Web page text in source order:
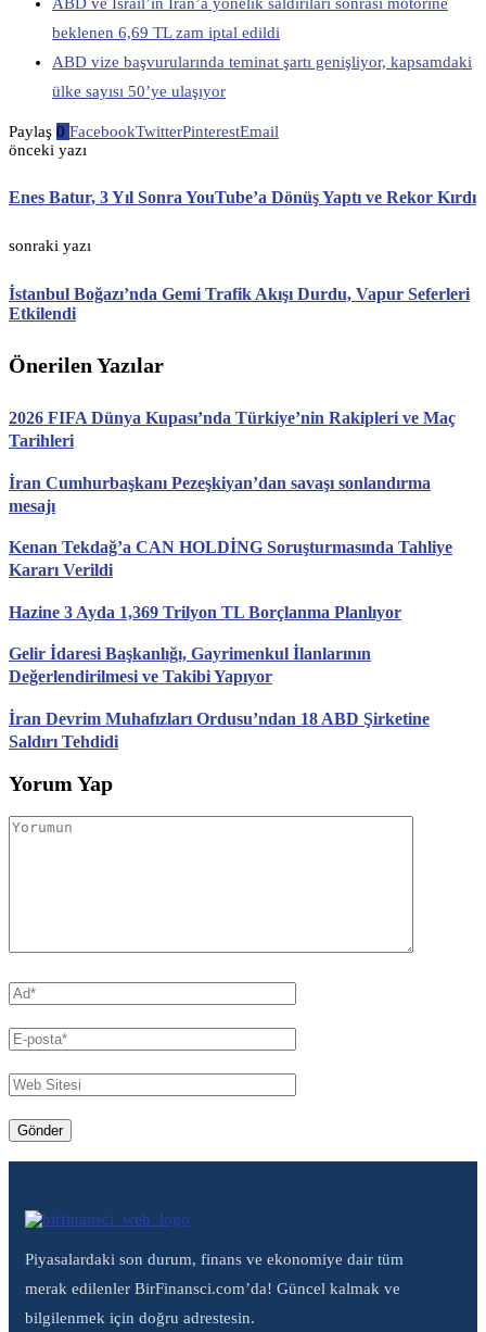
beklenen 6,69 TL zam iptal edildi
ABD vize başvurularında teminat şartı genişliyor, kapsamdaki
ülke sayısı 50’ye ulaşıyor
Paylaş 0 FacebookTwitterPinterestEmail
önceki yazı
Enes Batur, 3 Yıl Sonra YouTube’a Dönüş Yaptı ve Rekor Kırdı
sonraki yazı
İstanbul Boğazı’nda Gemi Trafik Akışı Durdu, Vapur Seferleri
Etkilendi
Önerilen Yazılar
2026 FIFA Dünya Kupası’nda Türkiye’nin Rakipleri ve Maç
Tarihleri
İran Cumhurbaşkanı Pezeşkiyan’dan savaşı sonlandırma
mesajı
Kenan Tekdağ’a CAN HOLDİNG Soruşturmasında Tahliye
Kararı Verildi
Hazine 3 Ayda 1,369 Trilyon TL Borçlanma Planlıyor
Gelir İdaresi Başkanlığı, Gayrimenkul İlanlarının
Değerlendirilmesi ve Takibi Yapıyor
İran Devrim Muhafızları Ordusu’ndan 18 ABD Şirketine
Saldırı Tehdidi
Yorum Yap
Piyasalardaki son durum, finans ve ekonomiye dair tüm
merak edilenler BirFinansci.com’da! Güncel kalmak ve
bilgilenmek için doğru adrestesin.